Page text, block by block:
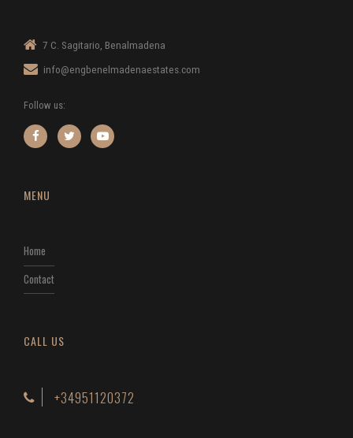
7 C. Sagitario, Benalmadena
info@engbenelmadenaestates.com
Follow us:
MENU
Home
Contact
CALL US
+34951120372